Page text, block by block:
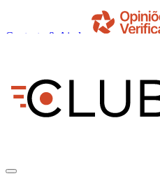
Contacto & Ajuda